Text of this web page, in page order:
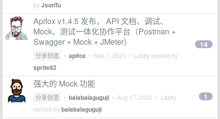
byJsonTu
Apifox v1.4.5 发布， API 文档、调试、
Mock、测试一体化协作平台（Postman +
Swagger + Mock + JMeter）
分享创造 • apifox • Sep 1, 2021 • Lastly replied by
sprite82
14
强大的 Mock 功能
分享创造 • balabalaguguji • Aug 17, 2021 • Lastly
replied bybalabalaguguji
1